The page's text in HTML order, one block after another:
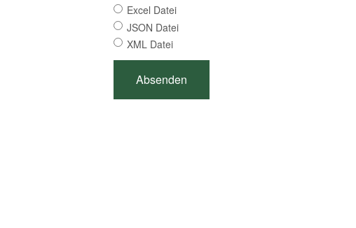
Excel Datei
JSON Datei
XML Datei